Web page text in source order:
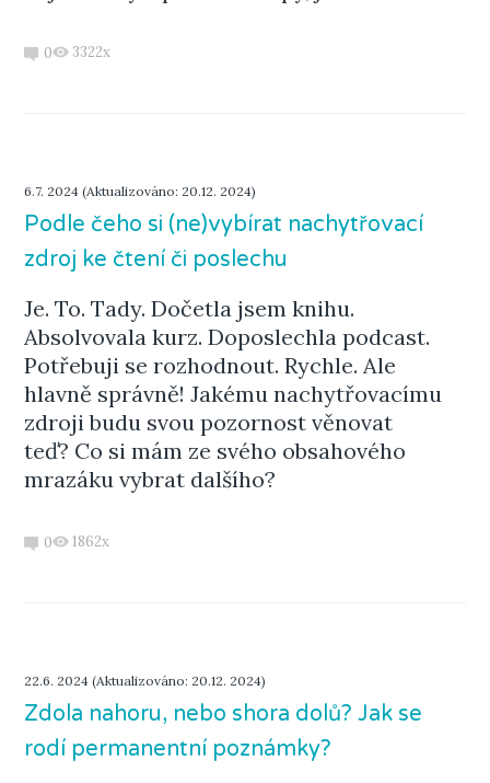
0 3322x
6.7. 2024 (Aktualizováno: 20.12. 2024)
Podle čeho si (ne)vybírat nachytřovací
zdroj ke čtení či poslechu
Je. To. Tady. Dočetla jsem knihu.
Absolvovala kurz. Doposlechla podcast.
Potřebuji se rozhodnout. Rychle. Ale
hlavně správně! Jakému nachytřovacímu
zdroji budu svou pozornost věnovat
teď? Co si mám ze svého obsahového
mrazáku vybrat dalšího?
0 1862x
22.6. 2024 (Aktualizováno: 20.12. 2024)
Zdola nahoru, nebo shora dolů? Jak se
rodí permanentní poznámky?